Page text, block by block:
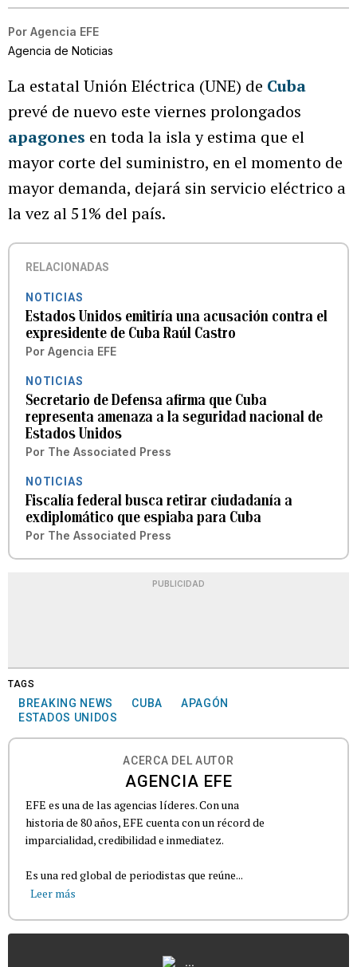
Por Agencia EFE
Agencia de Noticias
La estatal Unión Eléctrica (UNE) de Cuba
prevé de nuevo este viernes prolongados
apagones en toda la isla y estima que el
mayor corte del suministro, en el momento de
mayor demanda, dejará sin servicio eléctrico a
la vez al 51% del país.
RELACIONADAS
NOTICIAS
Estados Unidos emitiría una acusación contra el
expresidente de Cuba Raúl Castro
Por Agencia EFE
NOTICIAS
Secretario de Defensa afirma que Cuba
representa amenaza a la seguridad nacional de
Estados Unidos
Por The Associated Press
NOTICIAS
Fiscalía federal busca retirar ciudadanía a
exdiplomático que espiaba para Cuba
Por The Associated Press
PUBLICIDAD
TAGS
BREAKING NEWS CUBA
APAGÓN
ESTADOS UNIDOS
ACERCA DEL AUTOR
AGENCIA EFE
EFE es una de las agencias líderes. Con una
historia de 80 años, EFE cuenta con un récord de
imparcialidad, credibilidad e inmediatez.
Es una red global de periodistas que reúne...
Leer más
...